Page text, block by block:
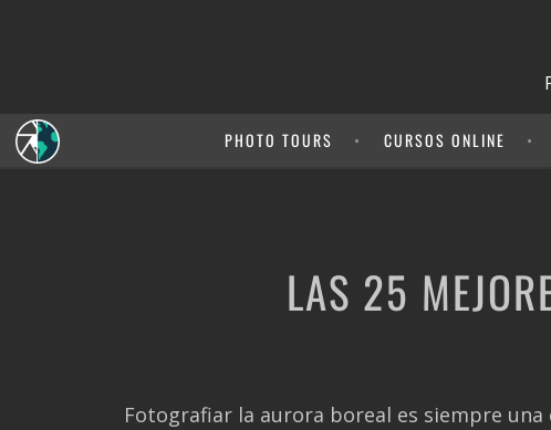
PHOTO TOURS CURSOS ONLINE
LAS 25
Fotografiar la aurora boreal es siempre una